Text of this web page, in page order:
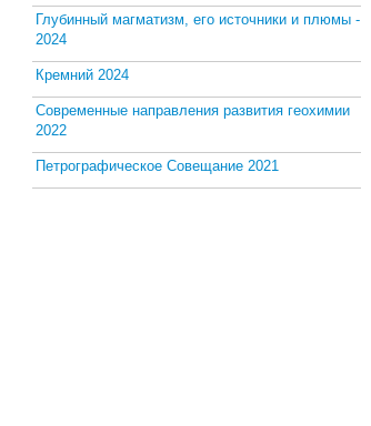
Глубинный магматизм, его источники и плюмы -
2024
Кремний 2024
Современные направления развития геохимии
2022
Петрографическое Совещание 2021